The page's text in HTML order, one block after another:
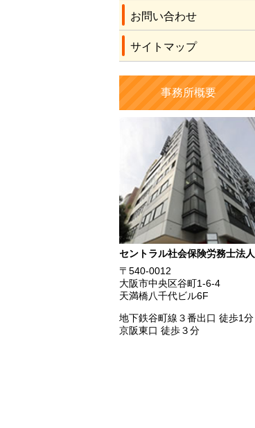
お問い合わせ
サイトマップ
事務所概要
セントラル社会保険労務士法人
〒540-0012
大阪市中央区谷町1-6-4
天満橋八千代ビル6F
地下鉄谷町線３番出口 徒歩1分
京阪東口 徒歩３分